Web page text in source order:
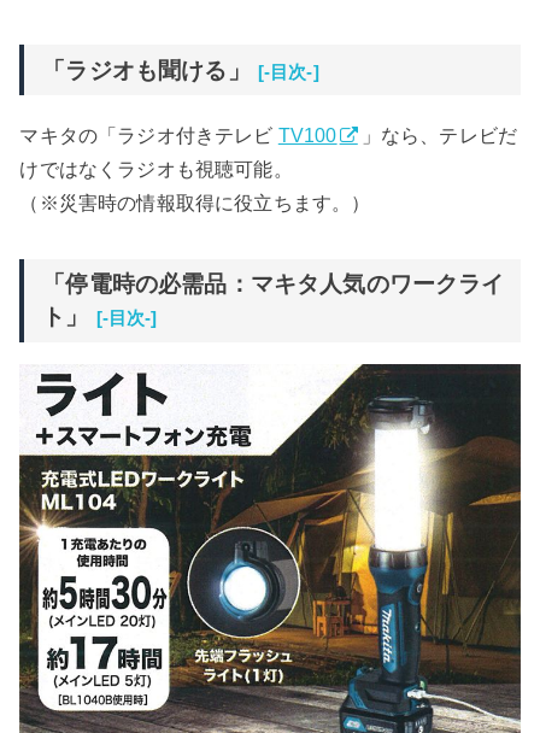
「ラジオも聞ける」 [-目次-]
マキタの「ラジオ付きテレビ TV100
」なら、テレビだ
けではなくラジオも視聴可能。
（※災害時の情報取得に役立ちます。）
「停電時の必需品：マキタ人気のワークライ
ト」
[-目次-]